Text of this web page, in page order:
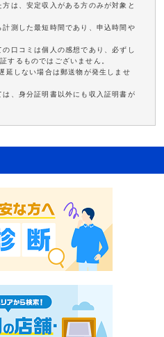
は、安定収入がある方のみが対象と
測した最短時間であり、申込時間や
口コミは個人の感想であり、必ずし
するものではございません。
延しない場合は郵送物が発生しませ
、身分証明書以外にも収入証明書が